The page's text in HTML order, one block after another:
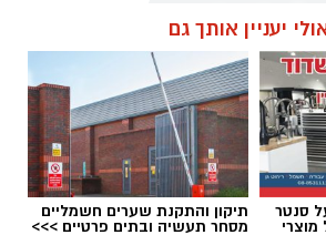
הערוץ של הקבוצה "אשדוד נט"
קרא עוד
יעניין אותך גם